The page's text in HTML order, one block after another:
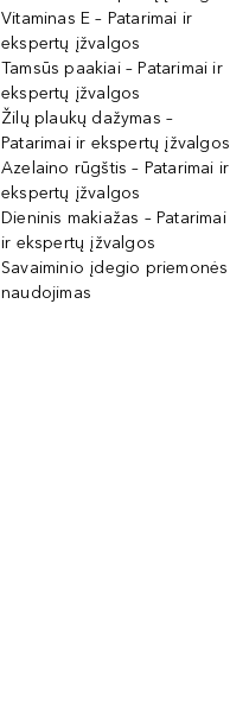
Vitaminas E – Patarimai ir
ekspertų įžvalgos
Tamsūs paakiai – Patarimai ir
ekspertų įžvalgos
Žilų plaukų dažymas –
Patarimai ir ekspertų įžvalgos
Azelaino rūgštis – Patarimai ir
ekspertų įžvalgos
Dieninis makiažas – Patarimai
ir ekspertų įžvalgos
Savaiminio įdegio priemonės
naudojimas